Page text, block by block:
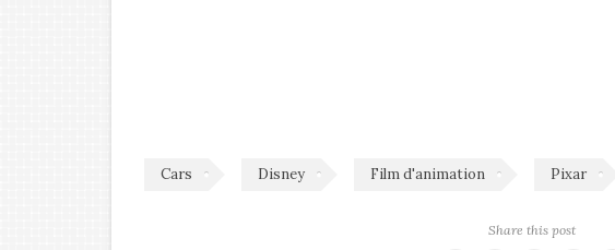
Cars Disney Film d'animation Pixar
Share this post